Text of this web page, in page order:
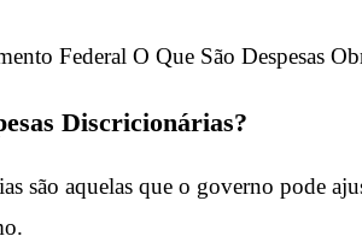
Discricionárias?
são aquelas que o governo pode